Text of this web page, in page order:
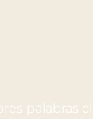
palabras